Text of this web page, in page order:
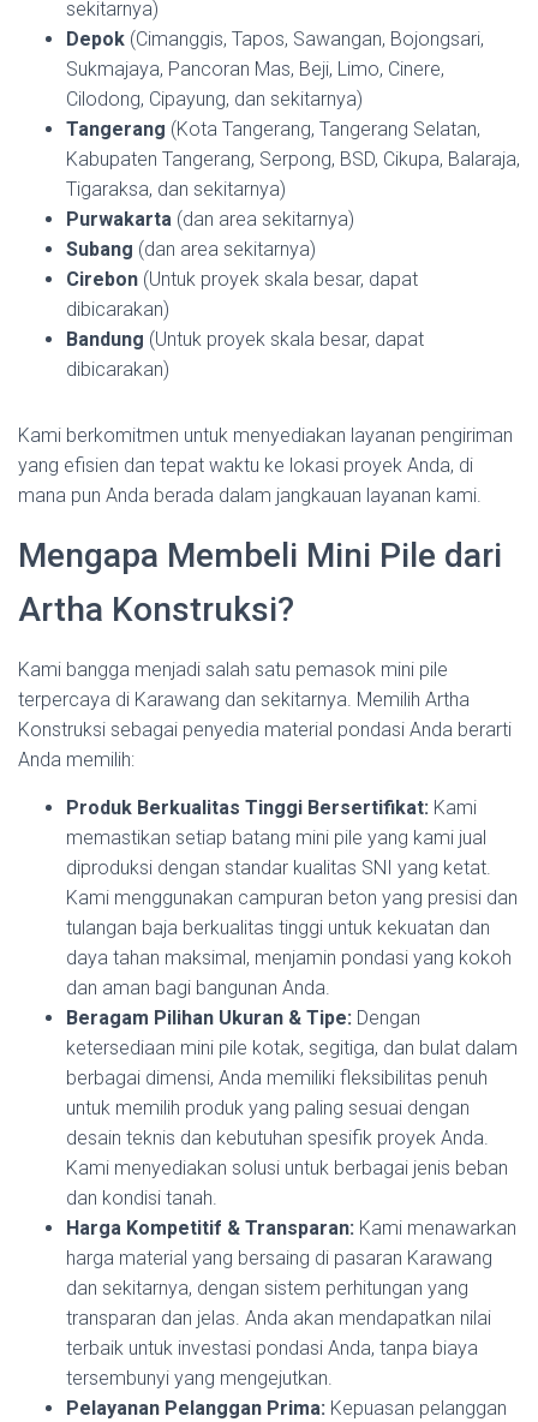
sekitarnya)
Depok (Cimanggis, Tapos, Sawangan, Bojongsari,
Sukmajaya, Pancoran Mas, Beji, Limo, Cinere,
Cilodong, Cipayung, dan sekitarnya)
Tangerang (Kota Tangerang, Tangerang Selatan,
Kabupaten Tangerang, Serpong, BSD, Cikupa, Balaraja,
Tigaraksa, dan sekitarnya)
Purwakarta (dan area sekitarnya)
Subang (dan area sekitarnya)
Cirebon (Untuk proyek skala besar, dapat
dibicarakan)
Bandung (Untuk proyek skala besar, dapat
dibicarakan)
Kami berkomitmen untuk menyediakan layanan pengiriman
yang efisien dan tepat waktu ke lokasi proyek Anda, di
mana pun Anda berada dalam jangkauan layanan kami.
Mengapa Membeli Mini Pile dari
Artha Konstruksi?
Kami bangga menjadi salah satu pemasok mini pile
terpercaya di Karawang dan sekitarnya. Memilih Artha
Konstruksi sebagai penyedia material pondasi Anda berarti
Anda memilih:
Produk Berkualitas Tinggi Bersertifikat: Kami
memastikan setiap batang mini pile yang kami jual
diproduksi dengan standar kualitas SNI yang ketat.
Kami menggunakan campuran beton yang presisi dan
tulangan baja berkualitas tinggi untuk kekuatan dan
daya tahan maksimal, menjamin pondasi yang kokoh
dan aman bagi bangunan Anda.
Beragam Pilihan Ukuran & Tipe: Dengan
ketersediaan mini pile kotak, segitiga, dan bulat dalam
berbagai dimensi, Anda memiliki fleksibilitas penuh
untuk memilih produk yang paling sesuai dengan
desain teknis dan kebutuhan spesifik proyek Anda.
Kami menyediakan solusi untuk berbagai jenis beban
dan kondisi tanah.
Harga Kompetitif & Transparan: Kami menawarkan
harga material yang bersaing di pasaran Karawang
dan sekitarnya, dengan sistem perhitungan yang
transparan dan jelas. Anda akan mendapatkan nilai
terbaik untuk investasi pondasi Anda, tanpa biaya
tersembunyi yang mengejutkan.
Pelayanan Pelanggan Prima: Kepuasan pelanggan